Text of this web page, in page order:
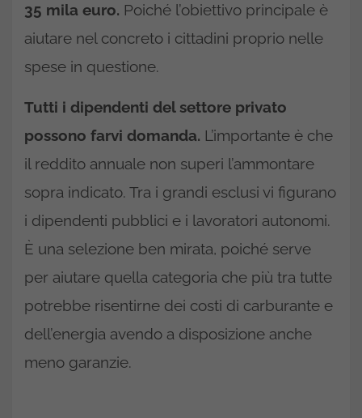
35 mila euro. Poiché l’obiettivo principale è
aiutare nel concreto i cittadini proprio nelle
spese in questione.
Tutti i dipendenti del settore privato
possono farvi domanda. L’importante è che
il reddito annuale non superi l’ammontare
sopra indicato. Tra i grandi esclusi vi figurano
i dipendenti pubblici e i lavoratori autonomi.
È una selezione ben mirata, poiché serve
per aiutare quella categoria che più tra tutte
potrebbe risentirne dei costi di carburante e
dell’energia avendo a disposizione anche
meno garanzie.